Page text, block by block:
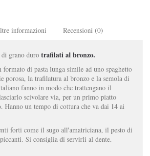
informazioni Recensioni (0)
grano duro trafilati al bronzo.
formato di pasta lunga simile ad uno spaghetto
porosa, la trafilatura al bronzo e la semola di
fanno in modo che trattengano il
scivolare via, per un primo piatto
Hanno un tempo di cottura che va dai 14 ai
forti come il sugo all'amatriciana, il pesto di
Si consiglia di servirli al dente.